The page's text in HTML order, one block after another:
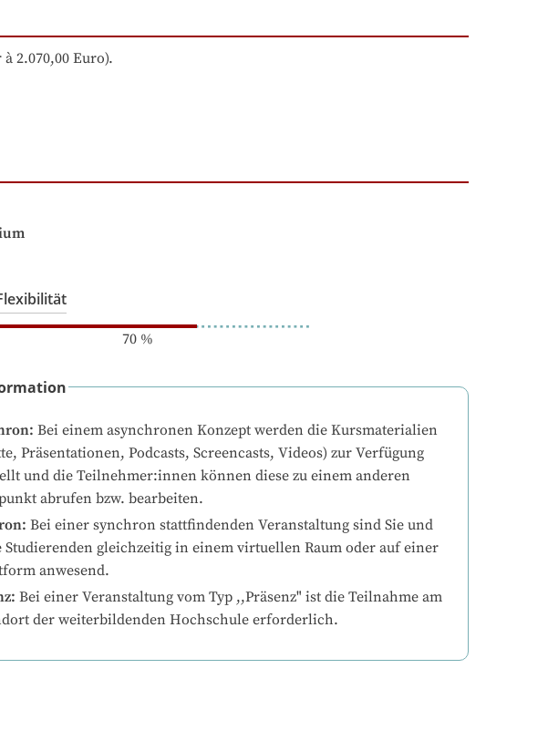
à 2.070,00 Euro).
70%
: Bei einem asynchronen Konzept werden die Kursmaterialien
Präsentationen, Podcasts, Screencasts, Videos) zur Verfügung
und die Teilnehmer:innen können diese zu einem anderen
abrufen bzw. bearbeiten.
: Bei einer synchron stattfindenden Veranstaltung sind Sie und
Studierenden gleichzeitig in einem virtuellen Raum oder auf einer
anwesend.
: Bei einer Veranstaltung vom Typ ,,Präsenz" ist die Teilnahme am
der weiterbildenden Hochschule erforderlich.